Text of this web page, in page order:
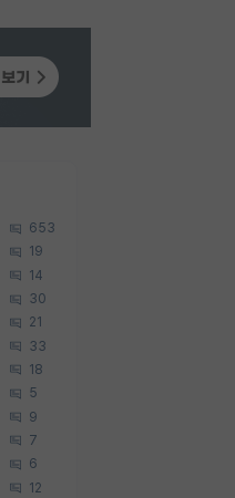
653
19
14
30
21
33
18
5
9
7
6
12